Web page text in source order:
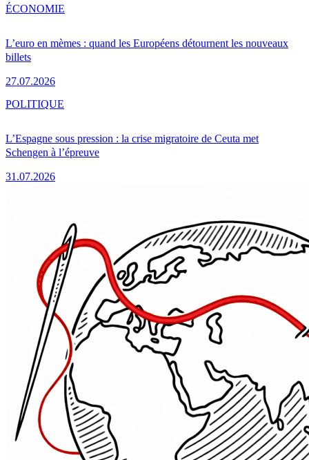
L’euro en mèmes : quand les Européens détournent les nouveaux
billets
27.07.2026
ÉCONOMIE
L’Espagne sous pression : la crise migratoire de Ceuta met
Schengen à l’épreuve
31.07.2026
POLITIQUE